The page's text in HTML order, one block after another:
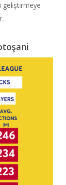
geliştirmeye